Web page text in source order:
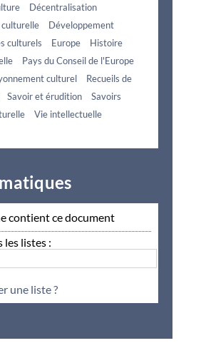
Décentralisation
Développement
culturels Europe
Histoire
Pays du Conseil de l'Europe
culturel
Recueils de
Savoir et érudition
Savoirs
Vie intellectuelle
contient ce document
les listes :
une liste ?